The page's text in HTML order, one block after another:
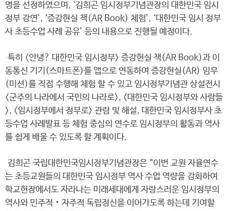
명을 선정하였으며, ‘김희곤 임시정부기념관장의 대한민국 임시
정부 강연’, ‘증강현실 책(AR Book) 체험’, ‘대한민국 임시 정부
사 초등수업 사례 공유’ 등의 내용으로 진행될 예정이다.
특히 <안녕? 대한민국 임시정부> 증강현실 책(AR Book)과 이
동통신 기기(스마트폰)를 앱으로 연동하여 증강현실(AR) 임무
(미션)를 직접 수행해 체험 할 수 있고 임시정부기념관 상설전시
<군주의 나라에서 국민의 나라로>, <대한민국 임시정부와 사람들
>, <임시정부에서 정부로> 관람 및 해설, 대한민국 임시정부사 초
등수업 사례발표 등 체험 중심의 연수로 임시정부의 활동과 역사
를 쉽게 배울 수 있도록 할 계획이다.
김희곤 국립대한민국임시정부기념관장은 “이번 교원 자율연수
는 초등교원들의 대한민국 임시정부 역사 수업 역량을 강화하여
학교현장에서도 자라나는 미래세대에게 자랑스러운 임시정부의
역사와 민주적‧자주적 독립정신을 이어가도록 하는데 기여할